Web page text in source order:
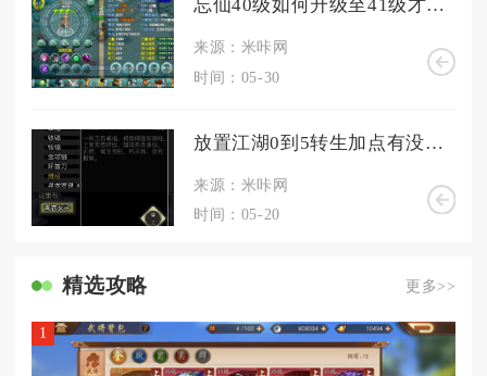
忘仙40级如何升级至41级才算有效
来源：米咔网
时间：05-30
放置江湖0到5转生加点有没有必加的属性
来源：米咔网
时间：05-20
精选攻略 更多>>
1